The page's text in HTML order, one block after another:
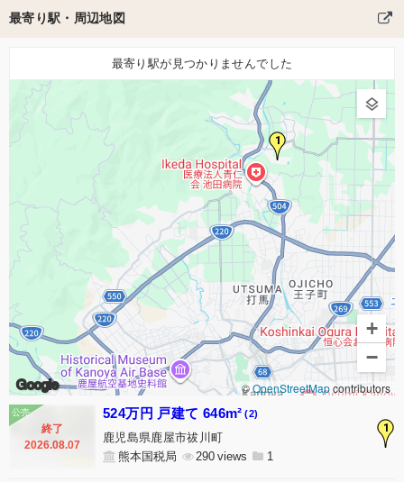
最寄り駅・周辺地図
最寄り駅が見つかりませんでした
1
Google
+
−
©OpenStreetMapcontributors
終了
2026.08.07
1
524万円 戸建て 646m² (2)
鹿児島県鹿屋市祓川町
熊本国税局
290 1